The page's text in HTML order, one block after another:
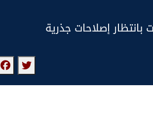
إصلاحات جذرية